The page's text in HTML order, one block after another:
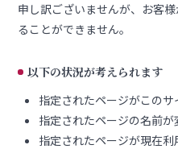
申し訳ございませんが、お客
ることができません。
以下の状況が考えられます
指定されたページがこのサ
指定されたページの名前が
指定されたページが現在利